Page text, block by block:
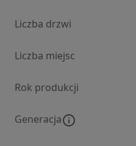
Liczba drzwi
Liczba miejsc
Rok produkcji
Generacja